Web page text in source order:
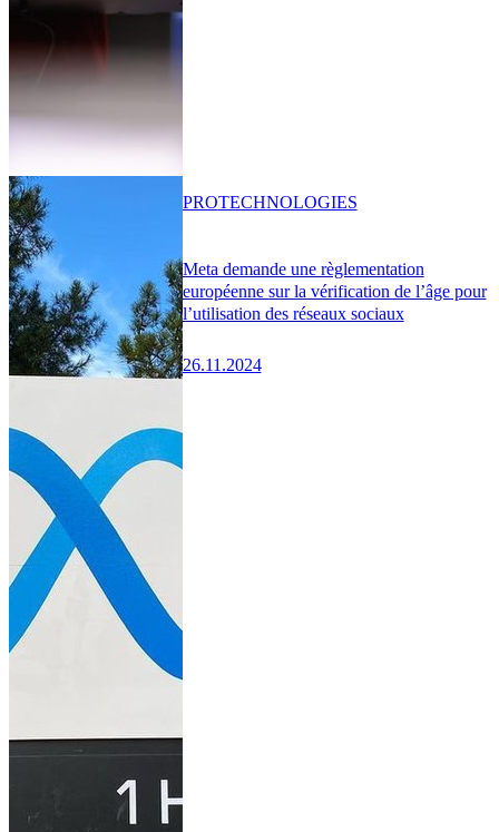
Meta demande une règlementation
européenne sur la vérification de l’âge pour
l’utilisation des réseaux sociaux
26.11.2024
PROTECHNOLOGIES